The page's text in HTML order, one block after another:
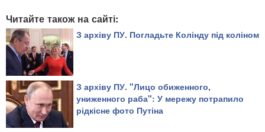
Читайте також на сайті:
З архіву ПУ. Погладьте Колінду під коліном
З архіву ПУ. "Лицо обиженного,
униженного раба": У мережу потрапило
рідкісне фото Путіна